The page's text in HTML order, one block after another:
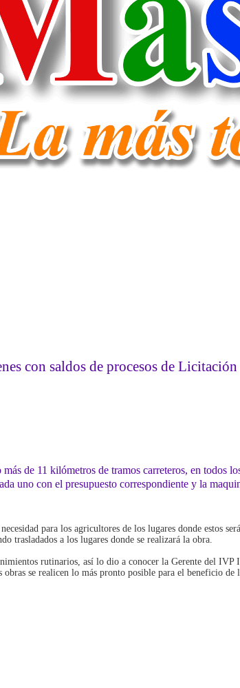
con saldos de procesos de Licitación
de 11 kilómetros de tramos carreteros, en todos
uno con el presupuesto correspondiente y la
para los agricultores de los lugares donde estos
trasladados a los lugares donde se realizará la obra.
rutinarios, así lo dio a conocer la Gerente del
se realicen lo más pronto posible para el beneficio de